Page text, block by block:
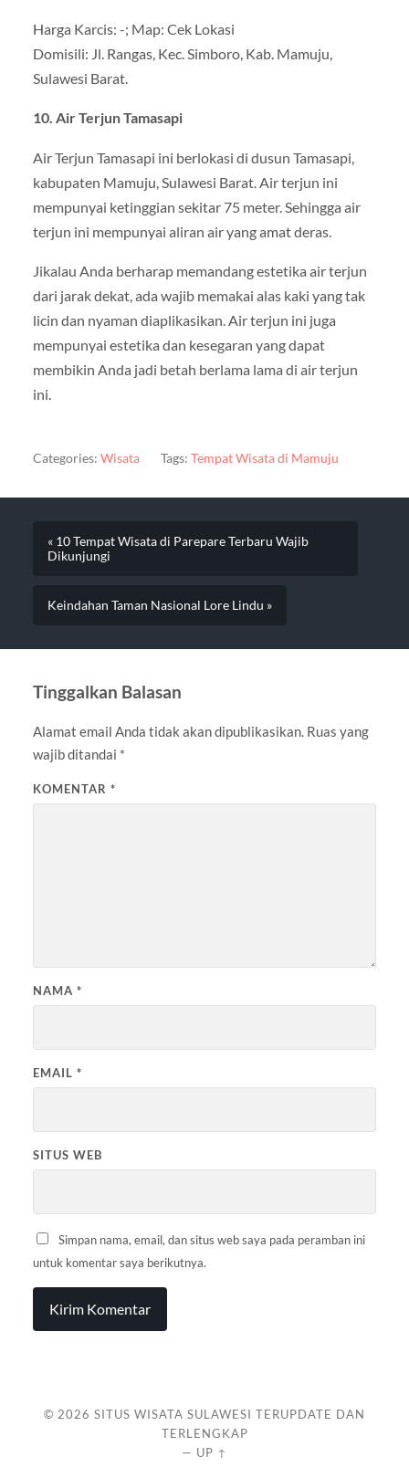
Harga Karcis: -; Map: Cek Lokasi
Domisili: Jl. Rangas, Kec. Simboro, Kab. Mamuju,
Sulawesi Barat.
10. Air Terjun Tamasapi
Air Terjun Tamasapi ini berlokasi di dusun Tamasapi,
kabupaten Mamuju, Sulawesi Barat. Air terjun ini
mempunyai ketinggian sekitar 75 meter. Sehingga air
terjun ini mempunyai aliran air yang amat deras.
Jikalau Anda berharap memandang estetika air terjun
dari jarak dekat, ada wajib memakai alas kaki yang tak
licin dan nyaman diaplikasikan. Air terjun ini juga
mempunyai estetika dan kesegaran yang dapat
membikin Anda jadi betah berlama lama di air terjun
ini.
Categories: Wisata Tags: Tempat Wisata di Mamuju
« 10 Tempat Wisata di Parepare Terbaru Wajib
Dikunjungi
Keindahan Taman Nasional Lore Lindu »
Tinggalkan Balasan
Alamat email Anda tidak akan dipublikasikan. Ruas yang
wajib ditandai *
KOMENTAR *
NAMA *
EMAIL *
SITUS WEB
Simpan nama, email, dan situs web saya pada peramban ini
untuk komentar saya berikutnya.
© 2026 SITUS WISATA SULAWESI TERUPDATE DAN
TERLENGKAP
— UP ↑